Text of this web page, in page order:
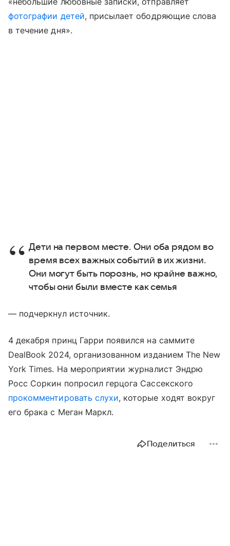
фотографии детей, присылает ободряющие слова
в течение дня».
Дети на первом месте. Они оба рядом во
время всех важных событий в их жизни.
Они могут быть порознь, но крайне важно,
чтобы они были вместе как семья
— подчеркнул источник.
4 декабря принц Гарри появился на саммите
DealBook 2024, организованном изданием The New
York Times. На мероприятии журналист Эндрю
Росс Соркин попросил герцога Сассекского
прокомментировать слухи, которые ходят вокруг
его брака с Меган Маркл.
Поделиться